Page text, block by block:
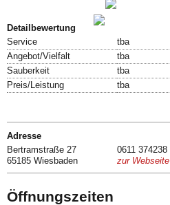
Bewertung abgeben!
Detailbewertung
Service
tba
Angebot/Vielfalt
tba
Sauberkeit
tba
Preis/Leistung
tba
Adresse
Bertramstraße 27
0611 374238
65185 Wiesbaden
zur Webseite
Öffnungszeiten